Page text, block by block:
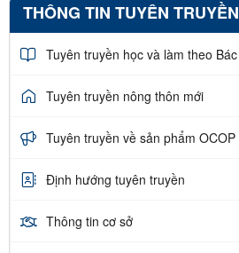
THÔNG TIN TUYÊN TRUYỀN
Tuyên truyền học và làm theo Bác
Tuyên truyền nông thôn mới
Tuyên truyền về sản phẩm OCOP
Định hướng tuyên truyền
Thông tin cơ sở